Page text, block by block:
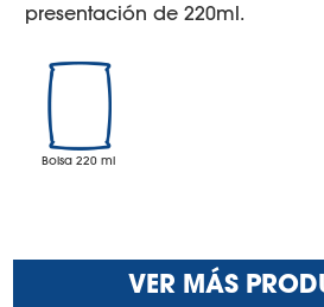
presentación de 220ml.
Bolsa 220 ml
VER MÁS